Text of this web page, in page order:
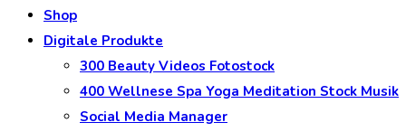
Shop
Digitale Produkte
300 Beauty Videos Fotostock
400 Wellnese Spa Yoga Meditation Stock Musik
Social Media Manager